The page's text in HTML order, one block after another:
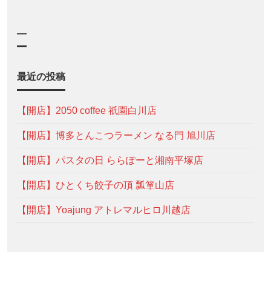
—
最近の投稿
【開店】2050 coffee 祇園白川店
【開店】博多とんこつラーメン なる門 旭川店
【開店】パスタの日 ららぽーと湘南平塚店
【開店】ひとくち餃子の頂 瓢箪山店
【開店】Yoajung アトレマルヒロ川越店